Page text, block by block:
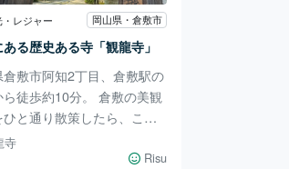
・レジャー 岡山県・倉敷市
る歴史ある寺「観龍寺」
倉敷市阿知2丁目、倉敷駅の
徒歩約10分。 倉敷の美観
と通り散策したら、こち
てみたい場所。 商店街を
すぐの所にある観龍寺に行
寺
Risu